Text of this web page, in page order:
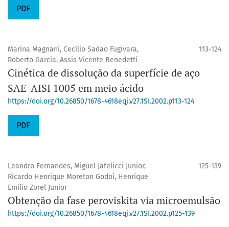
PDF
Marina Magnani, Cecílio Sadao Fugivara,
Roberto Garcia, Assis Vicente Benedetti
113-124
Cinética de dissolução da superfície de aço
SAE-AISI 1005 em meio ácido
https://doi.org/10.26850/1678-4618eqj.v27.1SI.2002.p113-124
PDF
Leandro Fernandes, Miguel Jafelicci Junior,
Ricardo Henrique Moreton Godoi, Henrique
Emílio Zorel Junior
125-139
Obtenção da fase peroviskita via microemulsão
https://doi.org/10.26850/1678-4618eqj.v27.1SI.2002.p125-139